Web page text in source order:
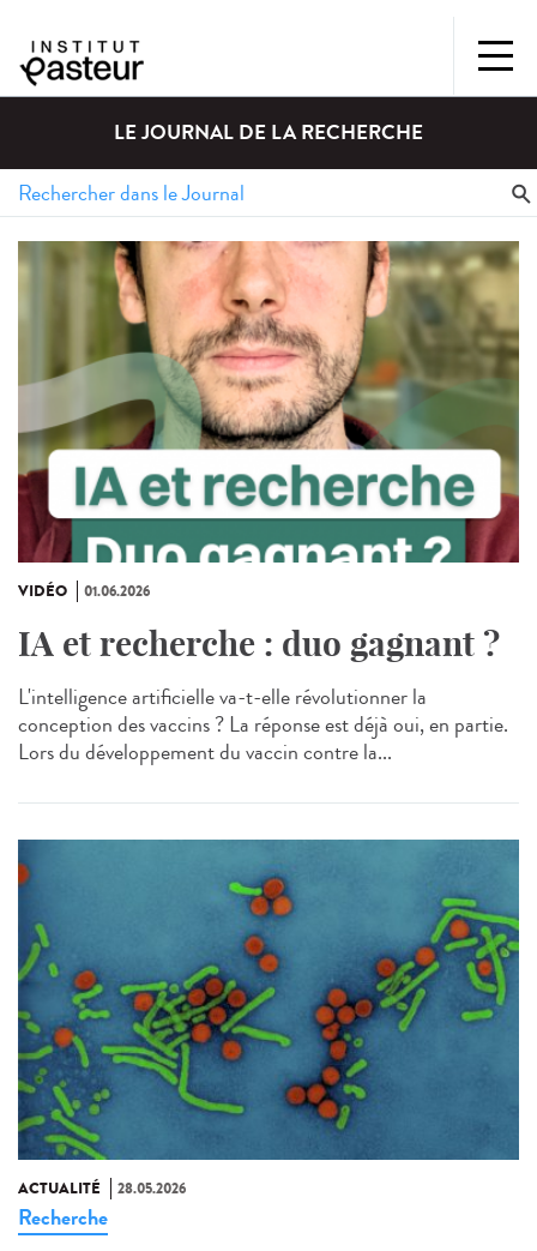
LE JOURNAL DE LA RECHERCHE
VIDÉO 01.06.2026
IA et recherche : duo gagnant ?
L'intelligence artificielle va-t-elle révolutionner la
conception des vaccins ? La réponse est déjà oui, en partie.
Lors du développement du vaccin contre la...
ACTUALITÉ 28.05.2026
Recherche